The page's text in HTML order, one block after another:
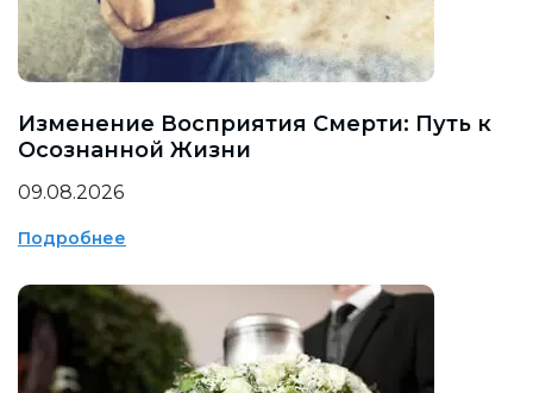
Изменение Восприятия Смерти: Путь к
Осознанной Жизни
09.08.2026
Подробнее